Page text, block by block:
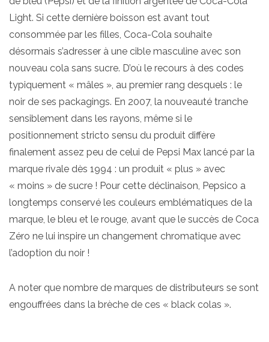
Light. Si cette dernière boisson est avant tout
consommée par les filles, Coca-Cola souhaite
désormais s’adresser à une cible masculine avec son
nouveau cola sans sucre. D’où le recours à des codes
typiquement « mâles », au premier rang desquels : le
noir de ses packagings. En 2007, la nouveauté tranche
sensiblement dans les rayons, même si le
positionnement stricto sensu du produit diffère
finalement assez peu de celui de Pepsi Max lancé par la
marque rivale dès 1994 : un produit « plus » avec
« moins » de sucre ! Pour cette déclinaison, Pepsico a
longtemps conservé les couleurs emblématiques de la
marque, le bleu et le rouge, avant que le succès de Coca
Zéro ne lui inspire un changement chromatique avec
l’adoption du noir !
A noter que nombre de marques de distributeurs se sont
engouffrées dans la brèche de ces « black colas ».